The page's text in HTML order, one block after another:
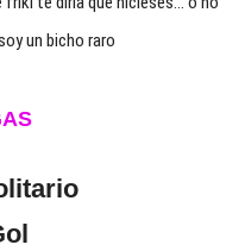
un bicho raro